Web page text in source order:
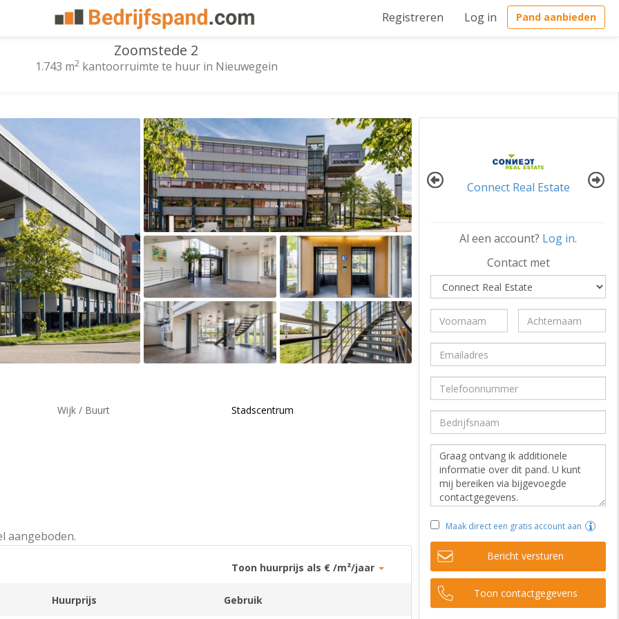
Registreren Log in Pand aanbieden
Zoomstede 2
1.743 m2kantoorruimte te huur in Nieuwegein
Wijk / Buurt Stadscentrum
aangeboden.
Toon huurprijs als € /m²/jaar
Huurprijs Gebruik
Connect Real Estate
Al een account? Log in.
Contact met
Maak direct een gratis account aan
Bericht versturen
Toon contactgegevens